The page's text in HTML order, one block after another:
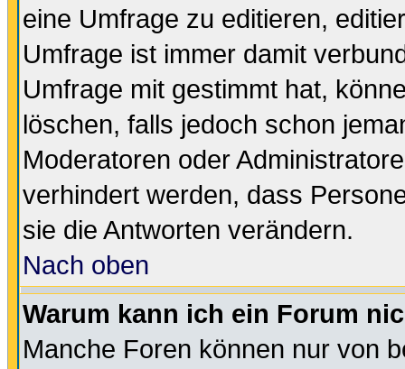
eine Umfrage zu editieren,
Umfrage ist immer damit
Umfrage mit gestimmt hat,
löschen, falls jedoch schon
Moderatoren oder
verhindert werden, dass
sie die Antworten verändern.
Nach oben
Warum kann ich ein Forum
Manche Foren können nur von